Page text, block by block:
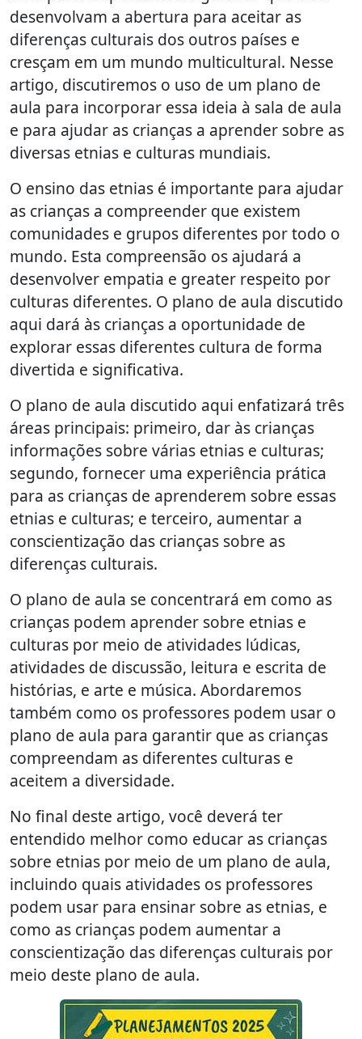
desenvolvam a abertura para aceitar as
diferenças culturais dos outros países e
cresçam em um mundo multicultural. Nesse
artigo, discutiremos o uso de um plano de
aula para incorporar essa ideia à sala de aula
e para ajudar as crianças a aprender sobre as
diversas etnias e culturas mundiais.
O ensino das etnias é importante para ajudar
as crianças a compreender que existem
comunidades e grupos diferentes por todo o
mundo. Esta compreensão os ajudará a
desenvolver empatia e greater respeito por
culturas diferentes. O plano de aula discutido
aqui dará às crianças a oportunidade de
explorar essas diferentes cultura de forma
divertida e significativa.
O plano de aula discutido aqui enfatizará três
áreas principais: primeiro, dar às crianças
informações sobre várias etnias e culturas;
segundo, fornecer uma experiência prática
para as crianças de aprenderem sobre essas
etnias e culturas; e terceiro, aumentar a
conscientização das crianças sobre as
diferenças culturais.
O plano de aula se concentrará em como as
crianças podem aprender sobre etnias e
culturas por meio de atividades lúdicas,
atividades de discussão, leitura e escrita de
histórias, e arte e música. Abordaremos
também como os professores podem usar o
plano de aula para garantir que as crianças
compreendam as diferentes culturas e
aceitem a diversidade.
No final deste artigo, você deverá ter
entendido melhor como educar as crianças
sobre etnias por meio de um plano de aula,
incluindo quais atividades os professores
podem usar para ensinar sobre as etnias, e
como as crianças podem aumentar a
conscientização das diferenças culturais por
meio deste plano de aula.